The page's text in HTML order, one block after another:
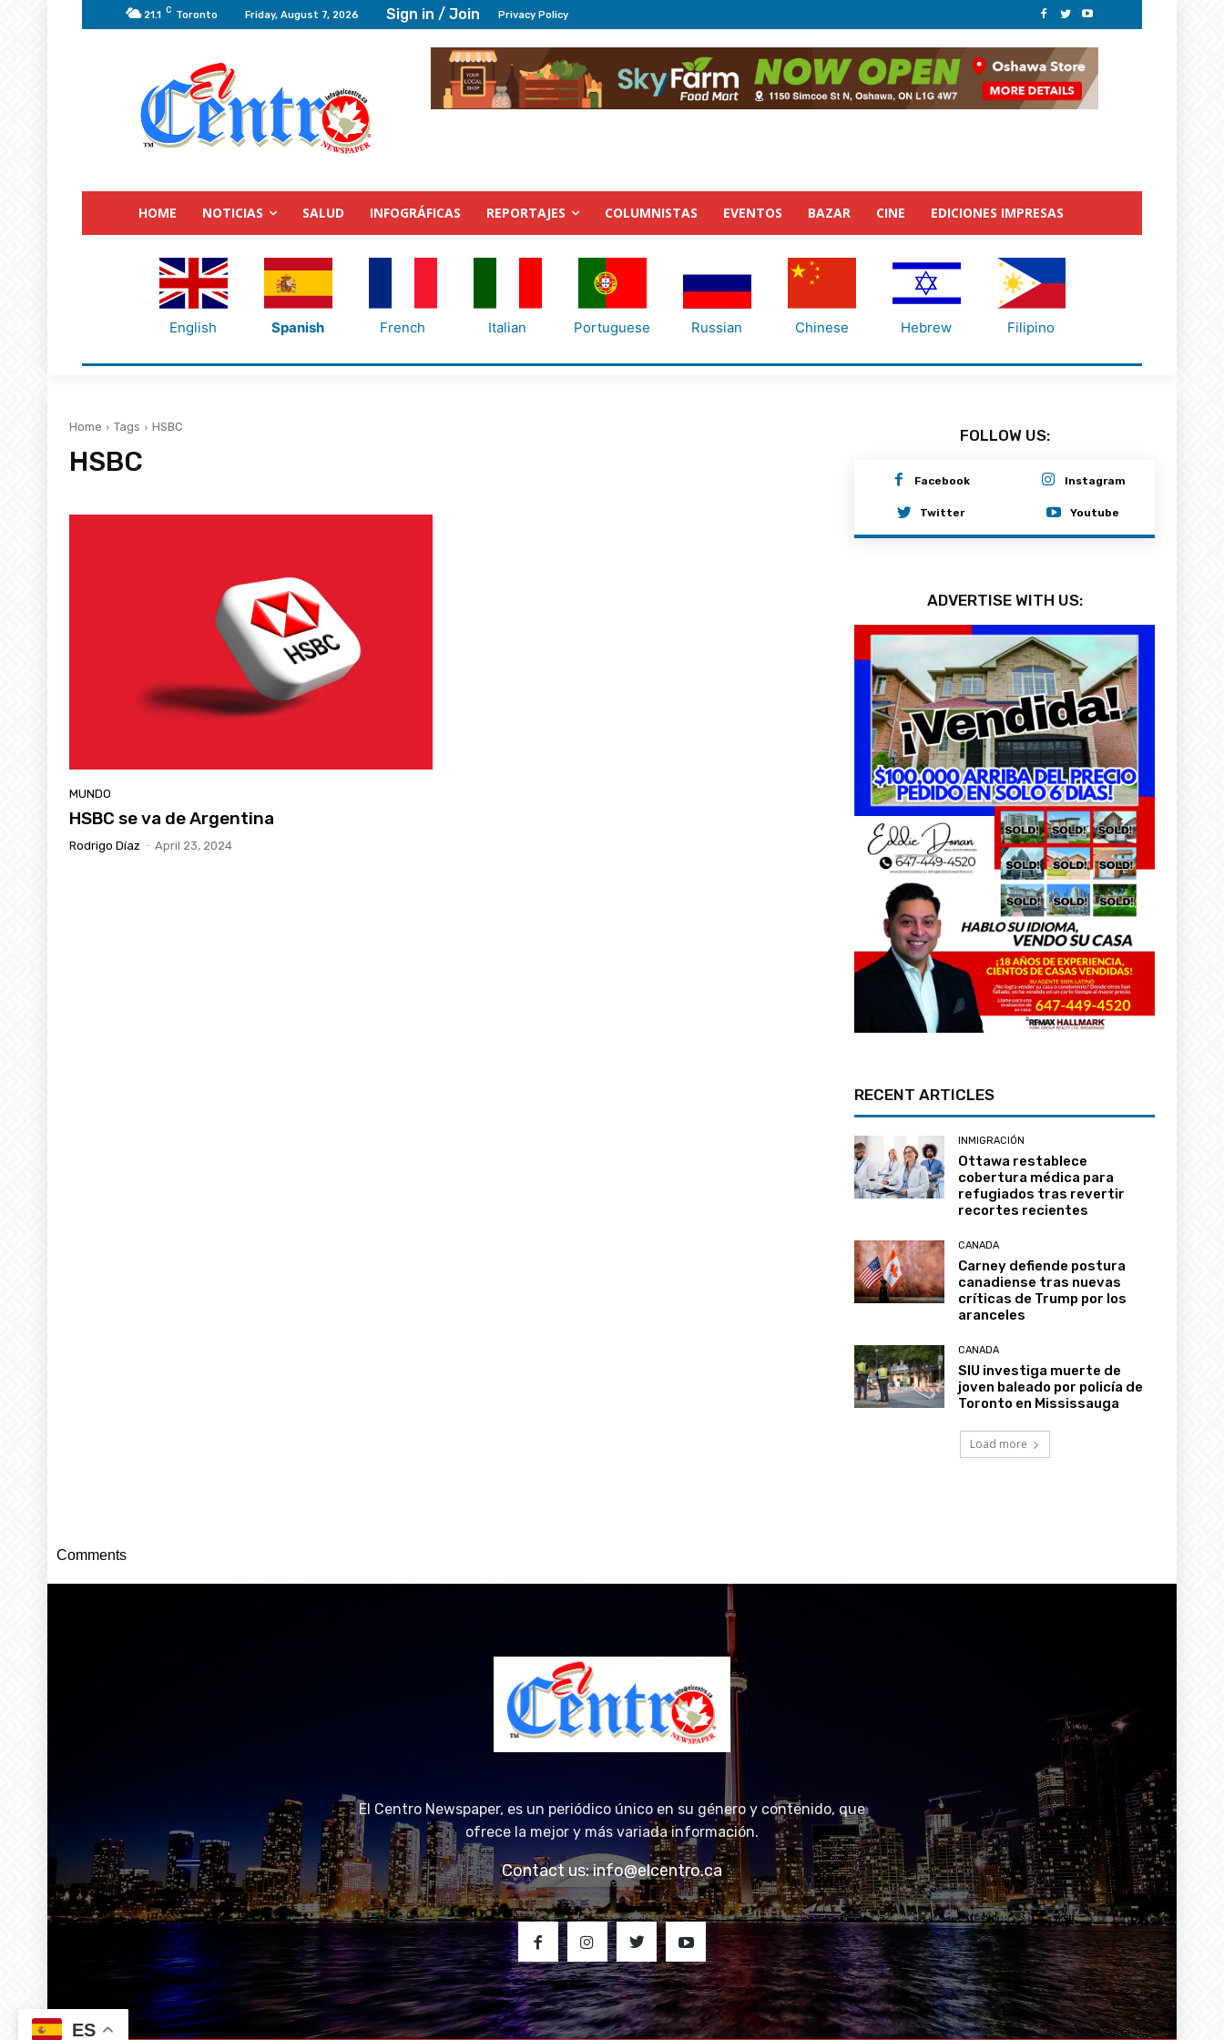
21.1 C Toronto Friday, August 7, 2026 Sign in / Join Privacy Policy
HOME NOTICIAS SALUD INFOGRÁFICAS REPORTAJES COLUMNISTAS EVENTOS BAZAR CINE EDICIONES IMPRESAS
English Spanish French Italian Portuguese Russian Chinese Hebrew Filipino
Home Tags HSBC
HSBC
MUNDO
HSBC se va de Argentina
Rodrigo Díaz - April 23, 2024
FOLLOW US:
Facebook Instagram
Twitter Youtube
ADVERTISE WITH US:
RECENT ARTICLES
INMIGRACIÓN
Ottawa restablece
cobertura médica para
refugiados tras revertir
recortes recientes
CANADA
Carney defiende postura
canadiense tras nuevas
críticas de Trump por los
aranceles
CANADA
SIU investiga muerte de
joven baleado por policía de
Toronto en Mississauga
Load more
Comments
El Centro Newspaper, es un periódico único en su género y contenido, que
ofrece la mejor y más variada información.
Contact us:info@elcentro.ca
ES